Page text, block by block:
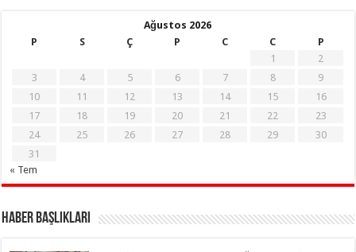
Ağustos 2026
P
S Ç P C C
P
1
2
3
4 5 6 7 8
9
10
11 12 13 14 15
16
17
18 19 20 21 22
23
24
25 26 27 28 29
30
31
« Tem
Haber Başlıkları